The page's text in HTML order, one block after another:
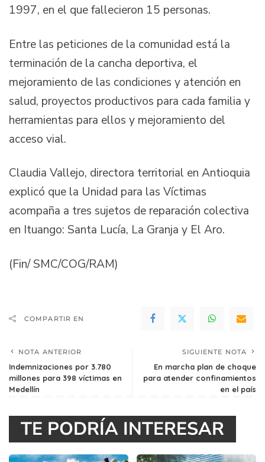
1997, en el que fallecieron 15 personas.
Entre las peticiones de la comunidad está la
terminación de la cancha deportiva, el
mejoramiento de las condiciones y atención en
salud, proyectos productivos para cada familia y
herramientas para ellos y mejoramiento del
acceso vial.
Claudia Vallejo, directora territorial en Antioquia
explicó que la Unidad para las Víctimas
acompaña a tres sujetos de reparación colectiva
en Ituango: Santa Lucía, La Granja y El Aro.
(Fin/ SMC/COG/RAM)
COMPARTIR EN
NOTA ANTERIOR
Indemnizaciones por 3.780
millones para 398 víctimas en
Medellín
SIGUIENTE NOTA
En marcha plan de choque
para atender confinamientos
en el país
TE PODRÍA INTERESAR